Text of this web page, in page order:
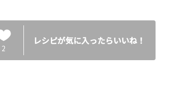
2
レシピが気に入ったらいいね！